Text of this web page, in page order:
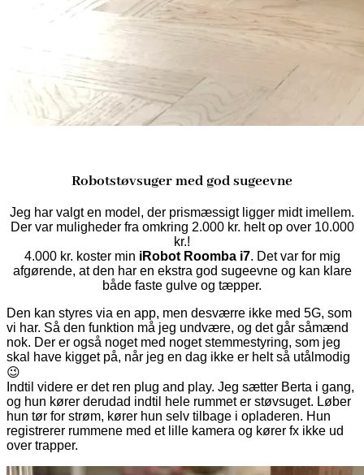
Robotstøvsuger med god sugeevne
Jeg har valgt en model, der prismæssigt ligger midt imellem.
Der var muligheder fra omkring 2.000 kr. helt op over 10.000
kr.!
4.000 kr. koster min iRobot Roomba i7. Det var for mig
afgørende, at den har en ekstra god sugeevne og kan klare
både faste gulve og tæpper.
Den kan styres via en app, men desværre ikke med 5G, som
vi har. Så den funktion må jeg undvære, og det går såmænd
nok. Der er også noget med noget stemmestyring, som jeg
skal have kigget på, når jeg en dag ikke er helt så utålmodig
😉
Indtil videre er det ren plug and play. Jeg sætter Berta i gang,
og hun kører derudad indtil hele rummet er støvsuget. Løber
hun tør for strøm, kører hun selv tilbage i opladeren. Hun
registrerer rummene med et lille kamera og kører fx ikke ud
over trapper.